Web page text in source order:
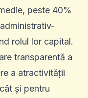
peste 40%
rolul lor capital.
transparentă a
a atractivității
și pentru